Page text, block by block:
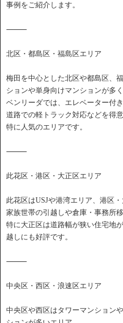
事例をご紹介します。
⸻
北区・都島区・福島区エリア
梅田を中心とした北区や都島区、
ションや単身向けマンションが多
ベンリーダでは、エレベーター付
道路での軽トラック対応などを得
特に人気のエリアです。
⸻
此花区・港区・大正区エリア
此花区はUSJや港湾エリア、港区
家族世帯の引越しや倉庫・事務所
特に大正区は道路幅が狭い住宅地
越しにも好評です。
⸻
中央区・西区・浪速区エリア
中央区や西区はタワーマンション